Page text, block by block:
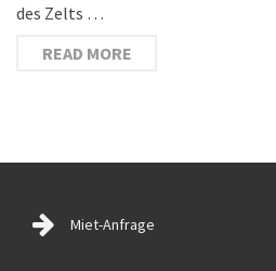
des Zelts …
READ MORE
Miet-Anfrage